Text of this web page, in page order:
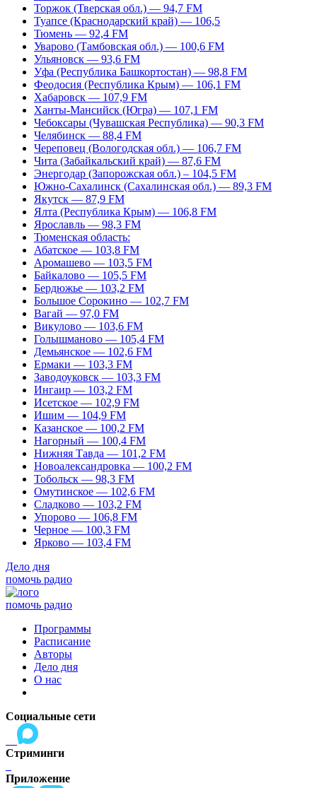
Торжок (Тверская обл.) — 94,7 FM
Туапсе (Краснодарский край) — 106,5
Тюмень — 92,4 FM
Уварово (Тамбовская обл.) — 100,6 FM
Ульяновск — 93,6 FM
Уфа (Республика Башкортостан) — 98,8 FM
Феодосия (Республика Крым) — 106,1 FM
Хабаровск — 107,9 FM
Ханты-Мансийск (Югра) — 107,1 FM
Чебоксары (Чувашская Республика) — 90,3 FM
Челябинск — 88,4 FM
Череповец (Вологодская обл.) — 106,7 FM
Чита (Забайкальский край) — 87,6 FM
Энергодар (Запорожская обл.) – 104,5 FM
Южно-Сахалинск (Сахалинская обл.) — 89,3 FM
Якутск — 87,9 FM
Ялта (Республика Крым) — 106,8 FM
Ярославль — 98,3 FM
Тюменская область:
Абатское — 103,8 FM
Аромашево — 103,5 FM
Байкалово — 105,5 FM
Бердюжье — 103,2 FM
Большое Сорокино — 102,7 FM
Вагай — 97,0 FM
Викулово — 103,6 FM
Голышманово — 105,4 FM
Демьянское — 102,6 FM
Ермаки — 103,3 FM
Заводоуковск — 103,3 FM
Ингаир — 103,2 FM
Исетское — 102,9 FM
Ишим — 104,9 FM
Казанское — 100,2 FM
Нагорный — 100,4 FM
Нижняя Тавда — 101,2 FM
Новоалександровка — 100,2 FM
Тобольск — 98,3 FM
Омутинское — 102,6 FM
Сладково — 103,2 FM
Упорово — 106,8 FM
Черное — 100,3 FM
Ярково — 103,4 FM
Дело дня
помочь радио
помочь радио
Программы
Расписание
Авторы
Дело дня
О нас
Социальные сети
Стриминги
Приложение